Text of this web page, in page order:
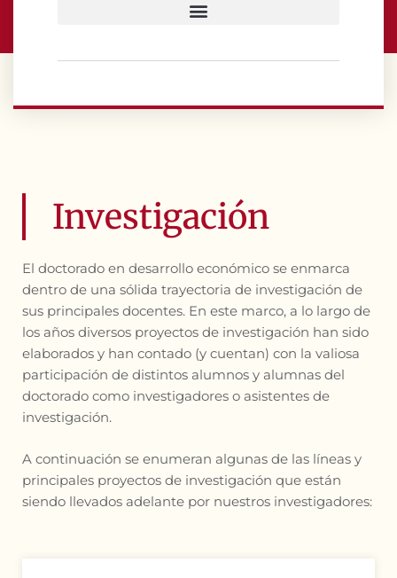
Investigación
El doctorado en desarrollo económico se enmarca
dentro de una sólida trayectoria de investigación de
sus principales docentes. En este marco, a lo largo de
los años diversos proyectos de investigación han sido
elaborados y han contado (y cuentan) con la valiosa
participación de distintos alumnos y alumnas del
doctorado como investigadores o asistentes de
investigación.
A continuación se enumeran algunas de las líneas y
principales proyectos de investigación que están
siendo llevados adelante por nuestros investigadores: